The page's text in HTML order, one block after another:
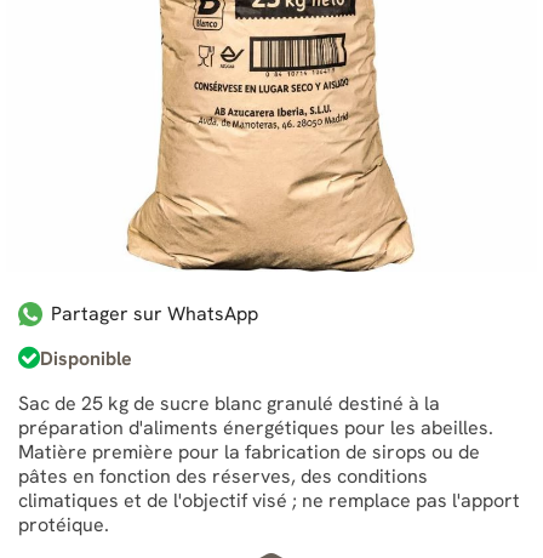
Partager sur WhatsApp
Disponible
Sac de 25 kg de sucre blanc granulé destiné à la
préparation d'aliments énergétiques pour les abeilles.
Matière première pour la fabrication de sirops ou de
pâtes en fonction des réserves, des conditions
climatiques et de l'objectif visé ; ne remplace pas l'apport
protéique.